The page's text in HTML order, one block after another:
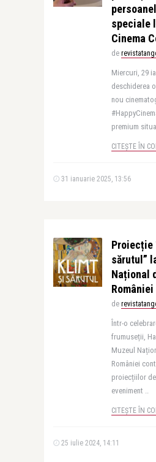
speciale
Cinema
de
Miercuri, 29
deschiderea
nou
premium
CITEȘTE ÎN
31 ianuarie 2025, 13:56
Proiecție
sărutul”
Național
României
de
Într-o
frumuseții,
Muzeul
României
proiecțiilor
eveniment ..
CITEȘTE ÎN
25 iulie 2024, 14:11